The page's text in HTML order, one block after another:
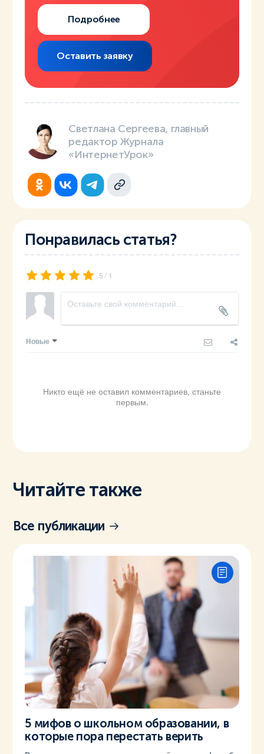
Подробнее
Оставить заявку
Светлана Сергеева, главный
редактор Журнала
«ИнтернетУрок»
Понравилась статья?
5 / 1
Новые
Никто ещё не оставил комментариев, станьте
первым.
Читайте также
Все публикации
5 мифов о школьном образовании, в
которые пора перестать верить